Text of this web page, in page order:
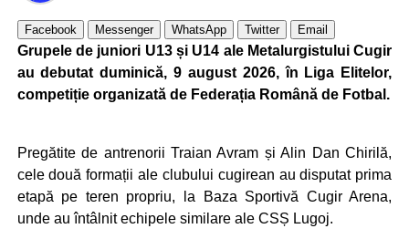
Facebook Messenger WhatsApp Twitter Email
Grupele de juniori U13 și U14 ale Metalurgistului Cugir
au debutat duminică, 9 august 2026, în Liga Elitelor,
competiție organizată de Federația Română de Fotbal.
Pregătite de antrenorii Traian Avram și Alin Dan Chirilă,
cele două formații ale clubului cugirean au disputat prima
etapă pe teren propriu, la Baza Sportivă Cugir Arena,
unde au întâlnit echipele similare ale CSȘ Lugoj.